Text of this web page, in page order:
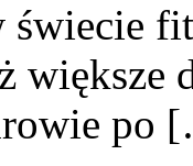
większe
po